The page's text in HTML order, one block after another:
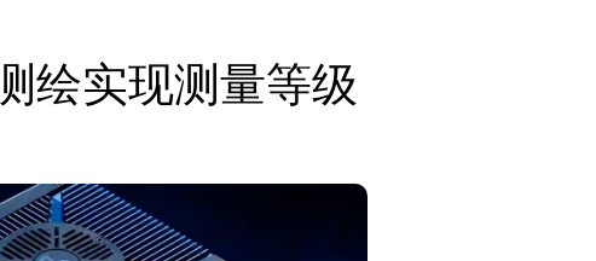
绘实现测量等级